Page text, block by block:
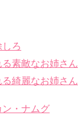
ろ
素敵なお姉さん
綺麗なお姉さん
・ナムグ